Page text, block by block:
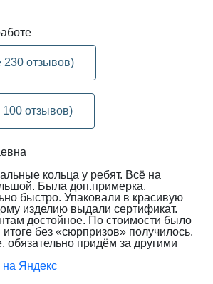
230 отзывов)
отзывов)
кольца у ребят. Всё на
Была доп.примерка.
быстро. Упаковали в красивую
изделию выдали сертификат.
достойное. По стоимости было
итоге без «сюрпризов» получилось.
обязательно придём за другими
на Яндекс